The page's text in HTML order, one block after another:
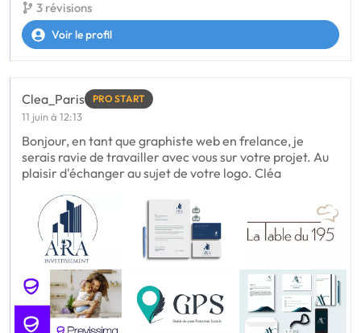
3 révisions
Voir le profil
Clea_Paris PRO START
11 juin à 12:13
Bonjour, en tant que graphiste web en frelance, je
serais ravie de travailler avec vous sur votre projet. Au
plaisir d'échanger au sujet de votre logo. Cléa